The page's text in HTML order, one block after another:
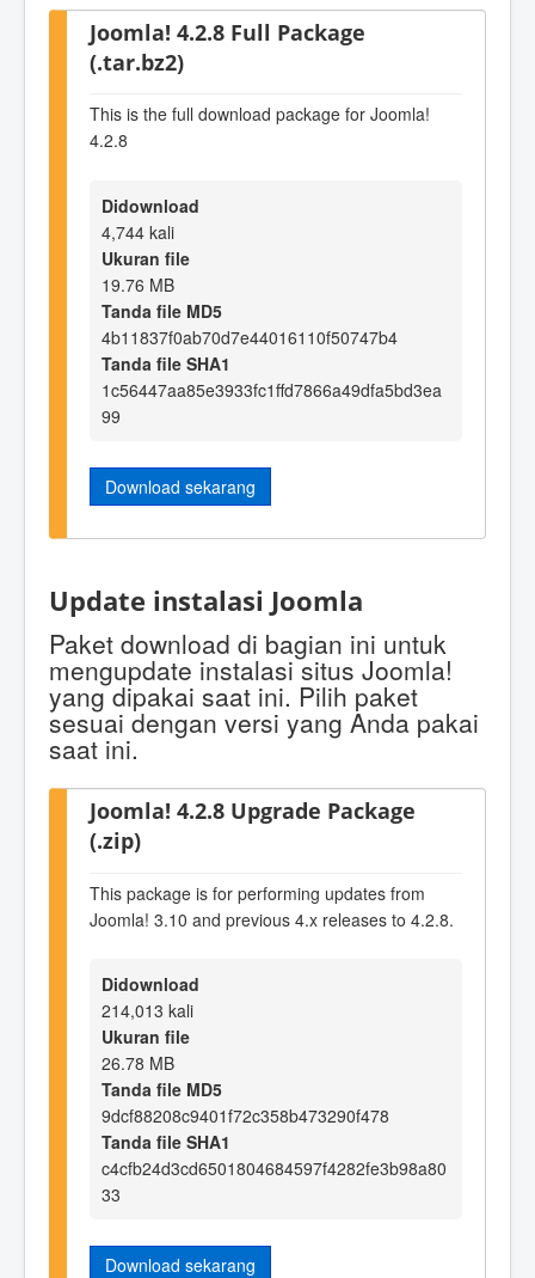
Joomla! 4.2.8 Full Package
(.tar.bz2)
This is the full download package for Joomla!
4.2.8
Didownload
4,744 kali
Ukuran file
19.76 MB
Tanda file MD5
4b11837f0ab70d7e44016110f50747b4
Tanda file SHA1
1c56447aa85e3933fc1ffd7866a49dfa5bd3ea
99
Download sekarang
Update instalasi Joomla
Paket download di bagian ini untuk
mengupdate instalasi situs Joomla!
yang dipakai saat ini. Pilih paket
sesuai dengan versi yang Anda pakai
saat ini.
Joomla! 4.2.8 Upgrade Package
(.zip)
This package is for performing updates from
Joomla! 3.10 and previous 4.x releases to 4.2.8.
Didownload
214,013 kali
Ukuran file
26.78 MB
Tanda file MD5
9dcf88208c9401f72c358b473290f478
Tanda file SHA1
c4cfb24d3cd6501804684597f4282fe3b98a80
33
Download sekarang